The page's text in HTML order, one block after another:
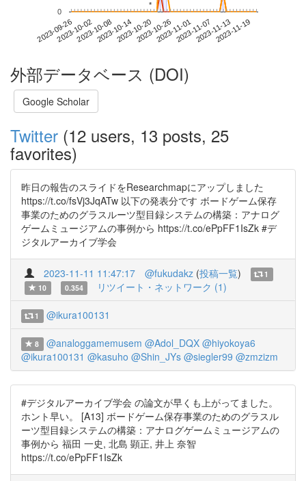
2023-09-262023-10-022023-10-082023-10-142023-10-202023-10-262023-11-012023-11-072023-11-132023-11-19
0
**
外部データベース (DOI)
Google Scholar
Twitter (12 users, 13 posts, 25
favorites)
昨日の報告のスライドをResearchmapにアップしました
https://t.co/fsVj3JqATw 以下の発表分です ボードゲーム保存
事業のためのグラスルーツ型目録システムの構築：アナログ
ゲームミュージアムの事例から https://t.co/ePpFF1IsZk #デ
ジタルアーカイブ学会
2023-11-11 11:47:17 @fukudakz (投稿一覧)
1
10
0.354 リツイート・ネットワーク (1)
1 @ikura100131
8 @analoggamemusem @Adol_DQX @hiyokoya6
@ikura100131 @kasuho @Shin_JYs @siegler99 @zmzizm
#デジタルアーカイブ学会 の論文が早くも上がってました。
ホント早い。 [A13] ボードゲーム保存事業のためのグラスル
ーツ型目録システムの構築：アナログゲームミュージアムの
事例から 福田 一史, 北島 顕正, 井上 奈智
https://t.co/ePpFF1IsZk